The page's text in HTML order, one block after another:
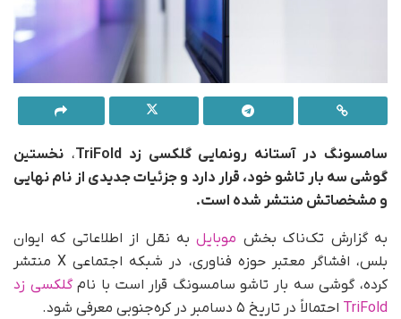
سامسونگ در آستانه رونمایی گلکسی زد TriFold ، نخستین
گوشی سه‌ بار تا‌شو خود، قرار دارد و جزئیات جدیدی از نام نهایی
و مشخصاتش منتشر شده است.
به گزارش تک‌ناک بخش موبایلبه نقل از اطلاعاتی که ایوان
بلس، افشاگر معتبر حوزه فناوری، در شبکه اجتماعی X منتشر
کرده، گوشی سه بار تاشو سامسونگ قرار است با نامگلکسی زد
TriFold احتمالاً در تاریخ ۵ دسامبر در کره‌جنوبی معرفی شود.